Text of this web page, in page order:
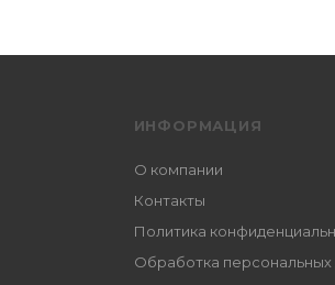
ИНФОРМАЦИЯ
О компании
Контакты
Политика
Обработка персональных